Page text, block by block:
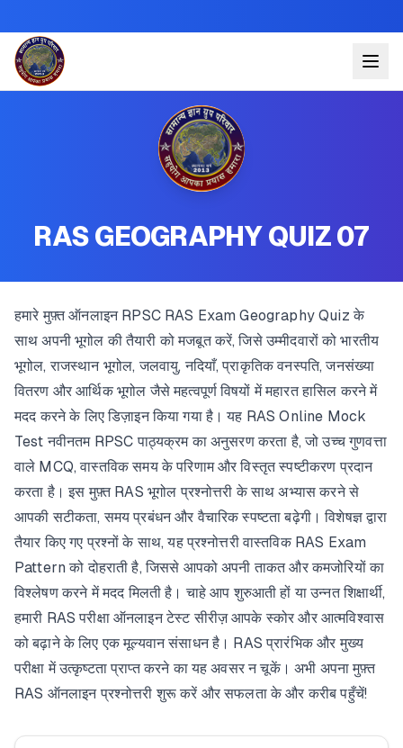
RAS GEOGRAPHY QUIZ 07
हमारे मुफ़्त ऑनलाइन RPSC RAS Exam Geography Quiz के
साथ अपनी भूगोल की तैयारी को मजबूत करें, जिसे उम्मीदवारों को भारतीय
भूगोल, राजस्थान भूगोल, जलवायु, नदियाँ, प्राकृतिक वनस्पति, जनसंख्या
वितरण और आर्थिक भूगोल जैसे महत्वपूर्ण विषयों में महारत हासिल करने में
मदद करने के लिए डिज़ाइन किया गया है। यह RAS Online Mock
Test नवीनतम RPSC पाठ्यक्रम का अनुसरण करता है, जो उच्च गुणवत्ता
वाले MCQ, वास्तविक समय के परिणाम और विस्तृत स्पष्टीकरण प्रदान
करता है। इस मुफ़्त RAS भूगोल प्रश्नोत्तरी के साथ अभ्यास करने से
आपकी सटीकता, समय प्रबंधन और वैचारिक स्पष्टता बढ़ेगी। विशेषज्ञ द्वारा
तैयार किए गए प्रश्नों के साथ, यह प्रश्नोत्तरी वास्तविक RAS Exam
Pattern को दोहराती है, जिससे आपको अपनी ताकत और कमजोरियों का
विश्लेषण करने में मदद मिलती है। चाहे आप शुरुआती हों या उन्नत शिक्षार्थी,
हमारी RAS परीक्षा ऑनलाइन टेस्ट सीरीज़ आपके स्कोर और आत्मविश्वास
को बढ़ाने के लिए एक मूल्यवान संसाधन है। RAS प्रारंभिक और मुख्य
परीक्षा में उत्कृष्टता प्राप्त करने का यह अवसर न चूकें। अभी अपना मुफ़्त
RAS ऑनलाइन प्रश्नोत्तरी शुरू करें और सफलता के और करीब पहुँचें!